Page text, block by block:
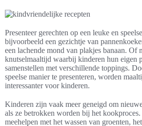
Presenteer gerechten op een leuke en
bijvoorbeeld een gezichtje van
een lachende mond van plakjes banaan. Of
knutselmaaltijd waarbij kinderen hun eigen
samenstellen met verschillende toppings.
speelse manier te presenteren, worden
interessanter voor kinderen.
Kinderen zijn vaak meer geneigd om
als ze betrokken worden bij het
meehelpen met het wassen van groenten,